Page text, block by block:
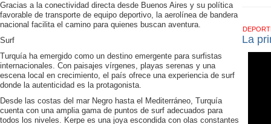
Gracias a la conectividad directa desde Buenos Aires y su política
favorable de transporte de equipo deportivo, la aerolínea de bandera
nacional facilita el camino para quienes buscan aventura.
Surf
Turquía ha emergido como un destino emergente para surfistas
internacionales. Con paisajes vírgenes, playas serenas y una
escena local en crecimiento, el país ofrece una experiencia de surf
donde la autenticidad es la protagonista.
Desde las costas del mar Negro hasta el Mediterráneo, Turquía
cuenta con una amplia gama de puntos de surf adecuados para
todos los niveles. Kerpe es una joya escondida con olas constantes
La